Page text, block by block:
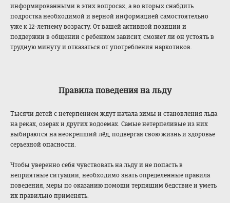
информированными в этих вопросах, а во вторых снабдить
подростка необходимой и верной информацией самостоятельно
уже к 12-летнему возрасту. От вашей активной позиции и
поддержки в общении с ребенком зависит, сможет ли он устоять в
трудную минуту и отказаться от употребления наркотиков.
Правила поведения на льду
Тысячи детей с нетерпением ждут начала зимы и становления льда
на реках, озерах и других водоемах. Самые нетерпеливые из них
выбираются на неокрепший лёд, подвергая свою жизнь и здоровье
серьезной опасности.
Чтобы уверенно себя чувствовать на льду и не попасть в
неприятные ситуации, необходимо знать определенные правила
поведения, меры по оказанию помощи терпящим бедствие и уметь
их правильно применять.